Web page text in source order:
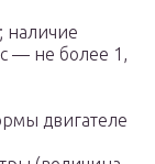
— не более 1,
двигателе